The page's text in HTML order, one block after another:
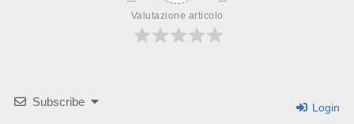
Valutazione articolo
Subscribe Login